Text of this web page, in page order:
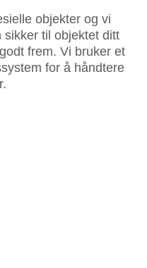
objekter og vi
sikker til objektet ditt
frem. Vi bruker et
for å håndtere